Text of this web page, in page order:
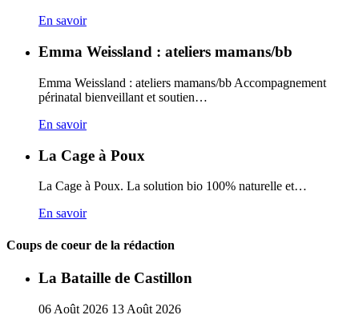
En savoir
Emma Weissland : ateliers mamans/bb
Emma Weissland : ateliers mamans/bb Accompagnement
périnatal bienveillant et soutien…
En savoir
La Cage à Poux
La Cage à Poux. La solution bio 100% naturelle et…
En savoir
Coups de coeur de la rédaction
La Bataille de Castillon
06 Août 2026 13 Août 2026